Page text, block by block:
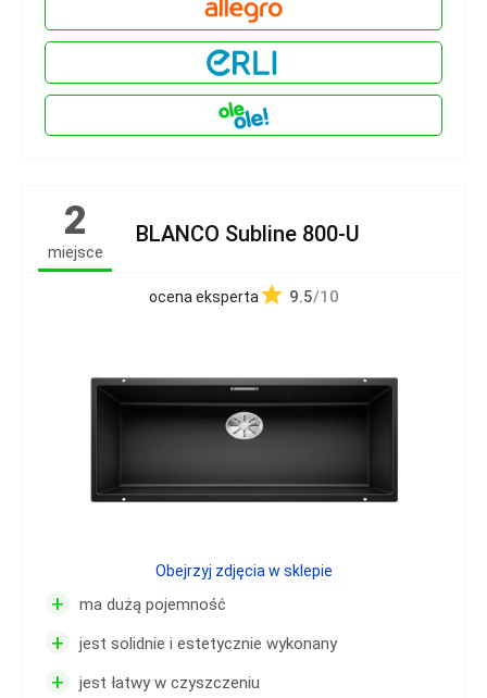
2
miejsce
BLANCO Subline 800-U
ocena eksperta 9.5/10
+ ma dużą pojemność
+ jest solidnie i estetycznie wykonany
+ jest łatwy w czyszczeniu
Obejrzyj zdjęcia w sklepie